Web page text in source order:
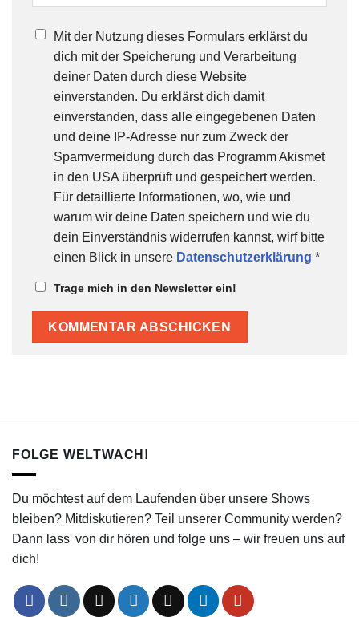
Mit der Nutzung dieses Formulars erklärst du
dich mit der Speicherung und Verarbeitung
deiner Daten durch diese Website
einverstanden. Du erklärst dich damit
einverstanden, dass alle eingegebenen Daten
und deine IP-Adresse nur zum Zweck der
Spamvermeidung durch das Programm Akismet
in den USA überprüft und gespeichert werden.
Für detaillierte Informationen, wo, wie und
warum wir deine Daten speichern und wie du
dein Einverständnis widerrufen kannst, wirf bitte
einen Blick in unsere Datenschutzerklärung *
Trage mich in den Newsletter ein!
FOLGE WELTWACH!
Du möchtest auf dem Laufenden über unsere Shows
bleiben? Mitdiskutieren? Teil unserer Community werden?
Dann lass' von dir hören und folge uns – wir freuen uns auf
dich!